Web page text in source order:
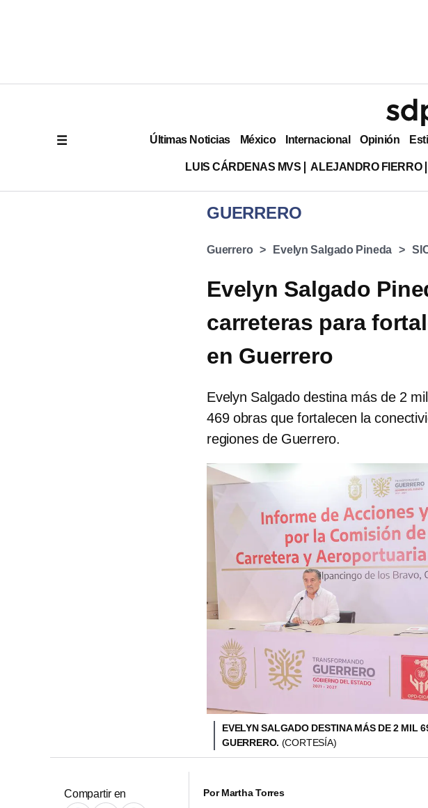
Últimas Noticias México Internacional Opinión
LUIS CÁRDENAS MVS ALEJANDRO FIERRO
GUERRERO
Guerrero Evelyn Salgado Pineda
Evelyn Salgado
carreteras para
en Guerrero
Evelyn Salgado destina más de 2
469 obras que fortalecen la
regiones de Guerrero.
EVELYN SALGADO DESTINA MÁS DE 2 MIL
GUERRERO. (CORTESÍA)
Compartir en PorMartha Torres